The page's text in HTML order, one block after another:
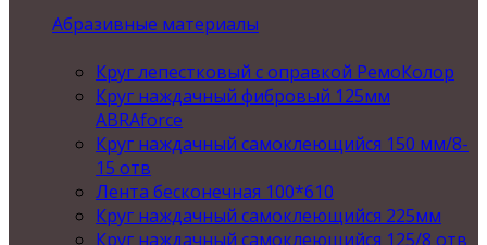
Абразивные материалы
Круг лепестковый с оправкой РемоКолор
Круг наждачный фибровый 125мм
ABRAforce
Круг наждачный самоклеющийся 150 мм/8-
15 отв
Лента бесконечная 100*610
Круг наждачный самоклеющийся 225мм
Круг наждачный самоклеющийся 125/8 отв